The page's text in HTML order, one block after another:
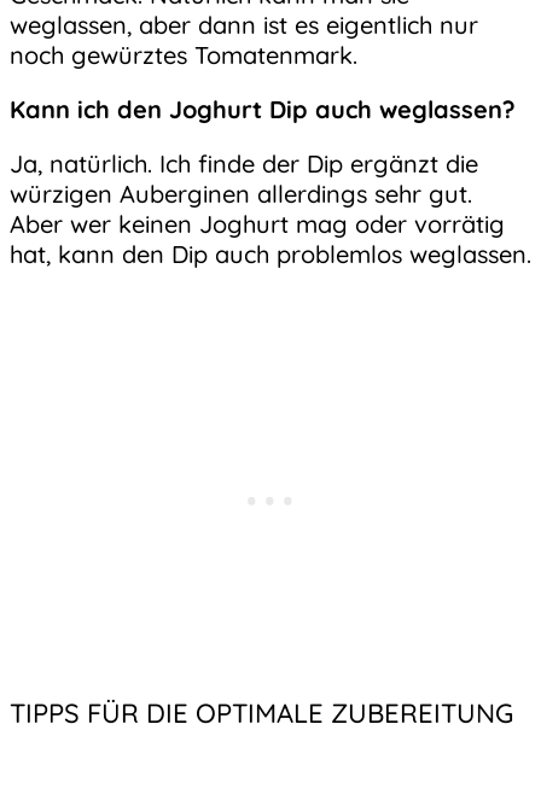
weglassen, aber dann ist es eigentlich nur
noch gewürztes Tomatenmark.
Kann ich den Joghurt Dip auch weglassen?
Ja, natürlich. Ich finde der Dip ergänzt die
würzigen Auberginen allerdings sehr gut.
Aber wer keinen Joghurt mag oder vorrätig
hat, kann den Dip auch problemlos weglassen.
TIPPS FÜR DIE OPTIMALE ZUBEREITUNG